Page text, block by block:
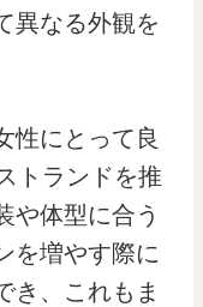
異なる外観を
性にとって良
トランドを推
や体型に合う
を増やす際に
き、これもま